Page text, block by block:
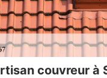
couvreur à